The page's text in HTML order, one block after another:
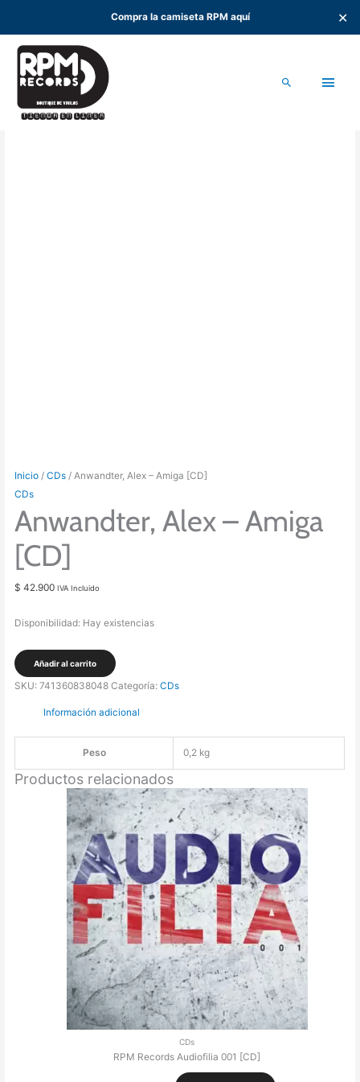
Compra la camiseta RPM aquí ✕
contenido
Buscar
Inicio /CDs / Anwandter, Alex – Amiga [CD]
CDs
Anwandter, Alex – Amiga
[CD]
$ 42.900 IVA Incluido
Disponibilidad: Hay existencias
Anwandter,
Alex
Añadir al carrito
SKU:741360838048 Categoría:CDs
Información adicional
Peso 0,2 kg
Productos relacionados
CDs
RPM Records Audiofilia 001 [CD]